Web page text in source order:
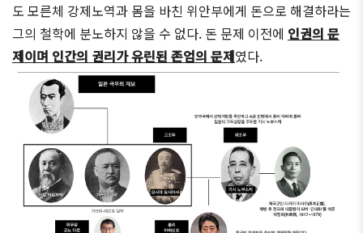
도 모른체 강제노역과 몸을 바친 위안부에게 돈으로 해결하라는
그의 철학에 분노하지 않을 수 없다. 돈 문제 이전에 인권의 문
제이며 인간의 권리가 유린된 존엄의 문제였다.